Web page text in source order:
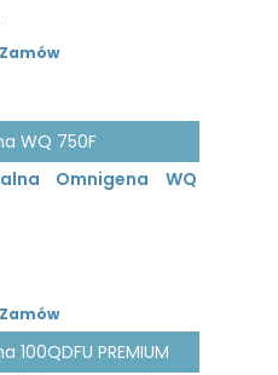
Zamów
WQ 750F
Omnigena WQ
Zamów
PREMIUM